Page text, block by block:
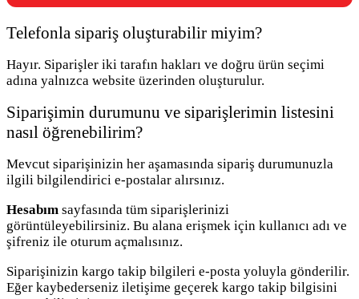
Telefonla sipariş oluşturabilir miyim?
Hayır. Siparişler iki tarafın hakları ve doğru ürün seçimi
adına yalnızca website üzerinden oluşturulur.
Siparişimin durumunu ve siparişlerimin listesini
nasıl öğrenebilirim?
Mevcut siparişinizin her aşamasında sipariş durumunuzla
ilgili bilgilendirici e-postalar alırsınız.
Hesabım sayfasında tüm siparişlerinizi
görüntüleyebilirsiniz. Bu alana erişmek için kullanıcı adı ve
şifreniz ile oturum açmalısınız.
Siparişinizin kargo takip bilgileri e-posta yoluyla gönderilir.
Eğer kaybederseniz iletişime geçerek kargo takip bilgisini